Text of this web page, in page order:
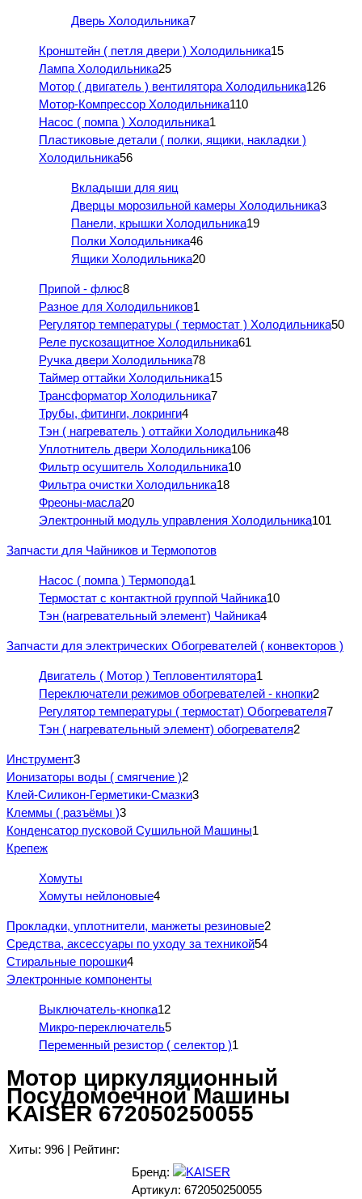
Дверь Холодильника7
Кронштейн ( петля двери ) Холодильника15
Лампа Холодильника25
Мотор ( двигатель ) вентилятора Холодильника126
Мотор-Компрессор Холодильника110
Насос ( помпа ) Холодильника1
Пластиковые детали ( полки, ящики, накладки )
Холодильника56
Вкладыши для яиц
Дверцы морозильной камеры Холодильника3
Панели, крышки Холодильника19
Полки Холодильника46
Ящики Холодильника20
Припой - флюс8
Разное для Холодильников1
Регулятор температуры ( термостат ) Холодильника50
Реле пускозащитное Холодильника61
Ручка двери Холодильника78
Таймер оттайки Холодильника15
Трансформатор Холодильника7
Трубы, фитинги, локринги4
Тэн ( нагреватель ) оттайки Холодильника48
Уплотнитель двери Холодильника106
Фильтр осушитель Холодильника10
Фильтра очистки Холодильника18
Фреоны-масла20
Электронный модуль управления Холодильника101
Запчасти для Чайников и Термопотов
Насос ( помпа ) Термопода1
Термостат с контактной группой Чайника10
Тэн (нагревательный элемент) Чайника4
Запчасти для электрических Обогревателей ( конвекторов )
Двигатель ( Мотор ) Тепловентилятора1
Переключатели режимов обогревателей - кнопки2
Регулятор температуры ( термостат) Обогревателя7
Тэн ( нагревательный элемент) обогревателя2
Инструмент3
Ионизаторы воды ( смягчение )2
Клей-Силикон-Герметики-Смазки3
Клеммы ( разъёмы )3
Конденсатор пусковой Сушильной Машины1
Крепеж
Хомуты
Хомуты нейлоновые4
Прокладки, уплотнители, манжеты резиновые2
Средства, аксессуары по уходу за техникой54
Стиральные порошки4
Электронные компоненты
Выключатель-кнопка12
Микро-переключатель5
Переменный резистор ( селектор )1
Мотор циркуляционный
Посудомоечной Машины
KAISER 672050250055
Хиты: 996 | Рейтинг:
Бренд:
Артикул: 672050250055